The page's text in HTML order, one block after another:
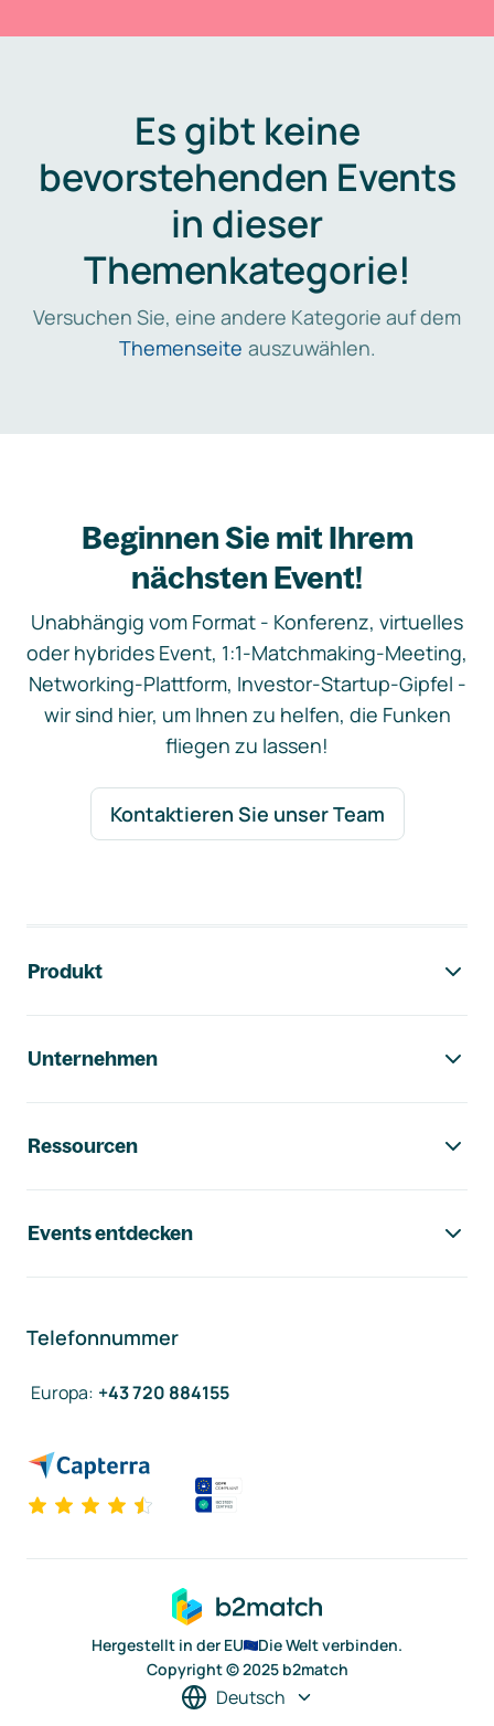
Es gibt keine
bevorstehenden Events
in dieser
Themenkategorie!
Versuchen Sie, eine andere Kategorie auf dem
Themenseite auszuwählen.
Beginnen Sie mit Ihrem
nächsten Event!
Unabhängig vom Format - Konferenz, virtuelles
oder hybrides Event, 1:1-Matchmaking-Meeting,
Networking-Plattform, Investor-Startup-Gipfel -
wir sind hier, um Ihnen zu helfen, die Funken
fliegen zu lassen!
Kontaktieren Sie unser Team
Produkt
Unternehmen
Ressourcen
Events entdecken
Telefonnummer
Europa: +43 720 884155
Hergestellt in der EU
Die Welt verbinden.
Copyright © 2025 b2match
Deutsch